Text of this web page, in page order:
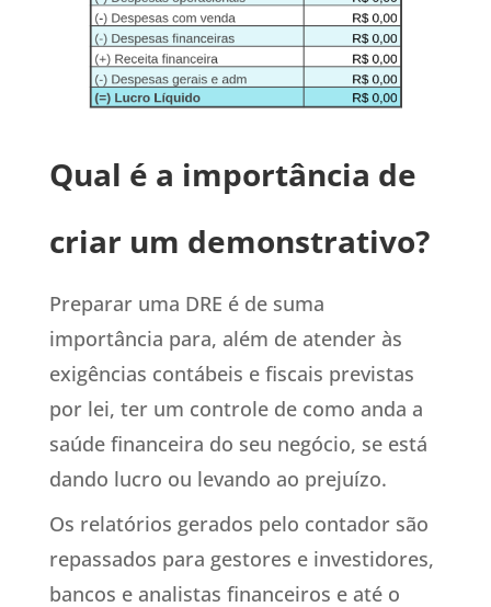
Qual é a importância de
criar um demonstrativo?
Preparar uma DRE é de suma
importância para, além de atender às
exigências contábeis e fiscais previstas
por lei, ter um controle de como anda a
saúde financeira do seu negócio, se está
dando lucro ou levando ao prejuízo.
Os relatórios gerados pelo contador são
repassados para gestores e investidores,
bancos e analistas financeiros e até o